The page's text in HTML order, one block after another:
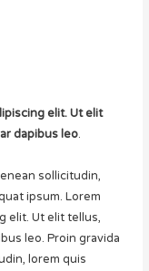
elit. Ut elit
dapibus leo.
sollicitudin,
ipsum. Lorem
elit. Ut elit tellus,
leo. Proin gravida
lorem quis